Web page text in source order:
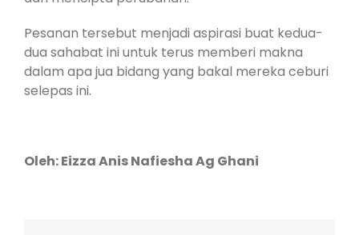
Pesanan tersebut menjadi aspirasi buat kedua-
dua sahabat ini untuk terus memberi makna
dalam apa jua bidang yang bakal mereka ceburi
selepas ini.
Oleh: Eizza Anis Nafiesha Ag Ghani